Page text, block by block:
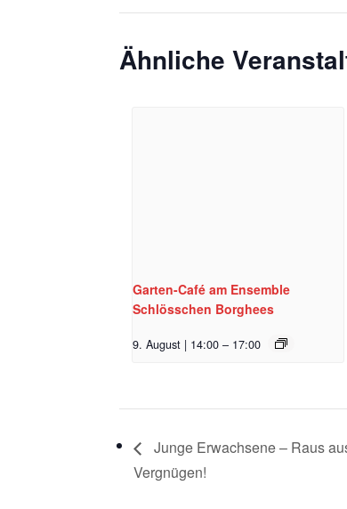
Ähnliche
Garten-Café am Ensemble
Schlösschen Borghees
9. August | 14:00 – 17:00
Junge Erwachsene – Raus
Vergnügen!